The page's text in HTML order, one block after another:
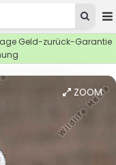
Geld-zurück-Garantie
ZOOM